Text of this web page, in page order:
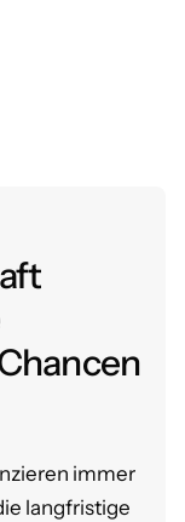
immer
langfristige